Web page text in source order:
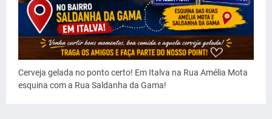
Cerveja gelada no ponto certo! Em Italva na Rua Amélia Mota
esquina com a Rua Saldanha da Gama!